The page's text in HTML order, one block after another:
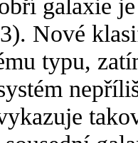
galaxie
Nové
typu,